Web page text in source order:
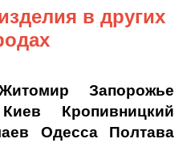
в других
Запорожье
Киев
Кропивницкий
Одесса
Полтава